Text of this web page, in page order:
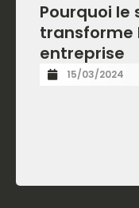
Pourquoi
transforme
entreprise
15/03/2024